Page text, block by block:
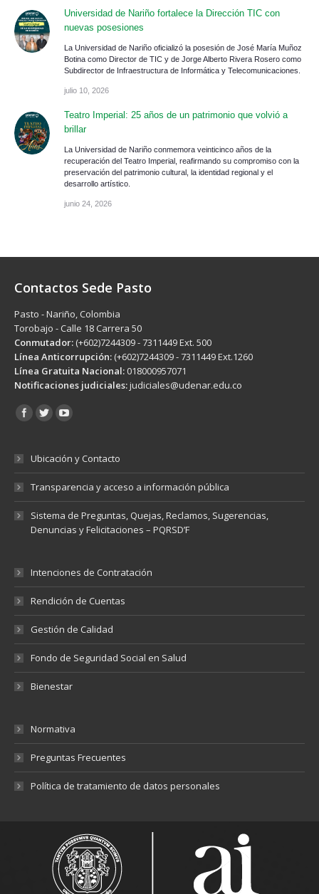
Universidad de Nariño fortalece la Dirección TIC con
nuevas posesiones
La Universidad de Nariño oficializó la posesión de José María Muñoz
Botina como Director de TIC y de Jorge Alberto Rivera Rosero como
Subdirector de Infraestructura de Informática y Telecomunicaciones.
julio 10, 2026
Teatro Imperial: 25 años de un patrimonio que volvió a
brillar
La Universidad de Nariño conmemora veinticinco años de la
recuperación del Teatro Imperial, reafirmando su compromiso con la
preservación del patrimonio cultural, la identidad regional y el
desarrollo artístico.
junio 24, 2026
Contactos Sede Pasto
Pasto - Nariño, Colombia
Torobajo - Calle 18 Carrera 50
Conmutador: (+602)7244309 - 7311449 Ext. 500
Línea Anticorrupción: (+602)7244309 - 7311449 Ext.1260
Línea Gratuita Nacional: 018000957071
Notificaciones judiciales:judiciales@udenar.edu.co
Encuéntranos en:
Ubicación y Contacto
Transparencia y acceso a información pública
Sistema de Preguntas, Quejas, Reclamos, Sugerencias,
Denuncias y Felicitaciones – PQRSD’F
Intenciones de Contratación
Rendición de Cuentas
Gestión de Calidad
Fondo de Seguridad Social en Salud
Bienestar
Normativa
Preguntas Frecuentes
Política de tratamiento de datos personales